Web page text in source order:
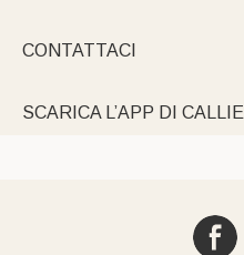
CONTATTACI
SCARICA L’APP DI CALLIE